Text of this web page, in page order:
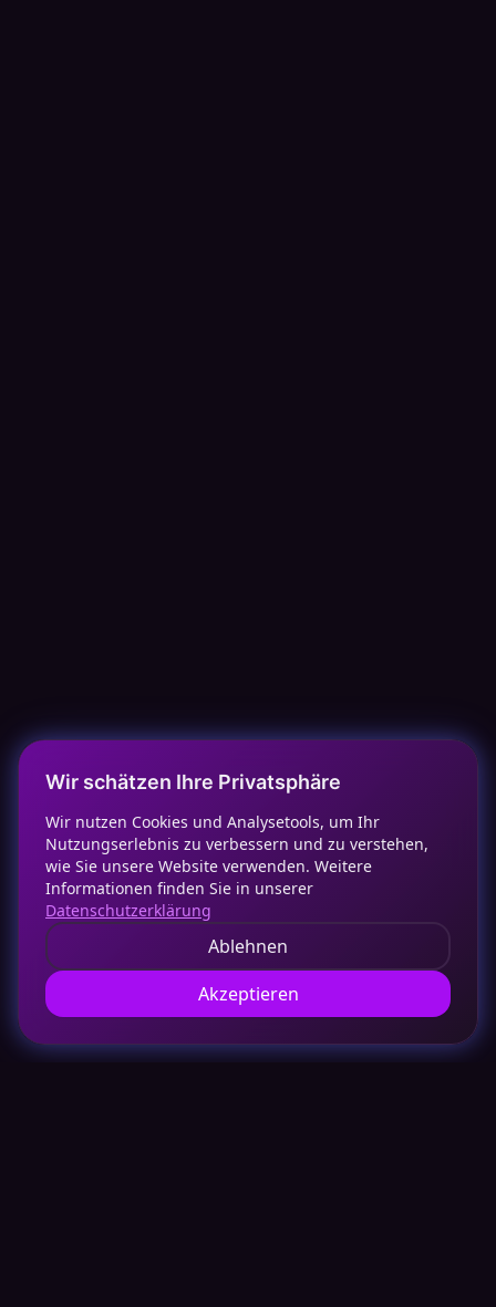
Wir schätzen Ihre Privatsphäre
Wir nutzen Cookies und Analysetools, um Ihr
Nutzungserlebnis zu verbessern und zu verstehen,
wie Sie unsere Website verwenden. Weitere
Informationen finden Sie in unserer
Datenschutzerklärung
Ablehnen
Akzeptieren